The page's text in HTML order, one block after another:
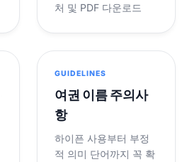
처 및 PDF 다운로드
GUIDELINES
여권 이름 주의사
항
하이픈 사용부터 부정
적 의미 단어까지 꼭 확